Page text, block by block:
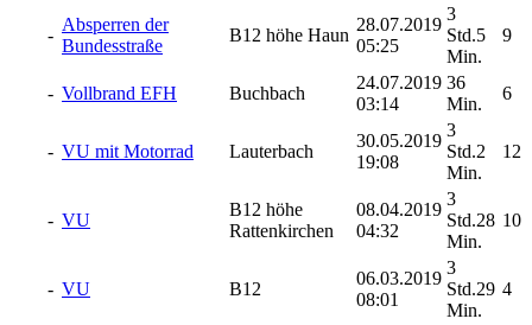
-
Absperren der
Bundesstraße
B12 höhe Haun
28.07.2019
05:25
3
Std.5
Min.
9
- Vollbrand EFH Buchbach
24.07.2019
03:14
36
Min.
6
- VU mit Motorrad Lauterbach
30.05.2019
19:08
3
Std.2
Min.
12
- VU
B12 höhe
Rattenkirchen
08.04.2019
04:32
3
Std.28
Min.
10
- VU B12
06.03.2019
08:01
3
Std.29
Min.
4